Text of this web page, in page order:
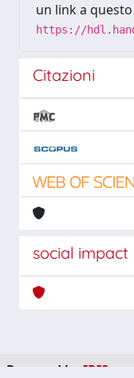
un link a
https://
Citazioni
social impact
Powered by IRIS